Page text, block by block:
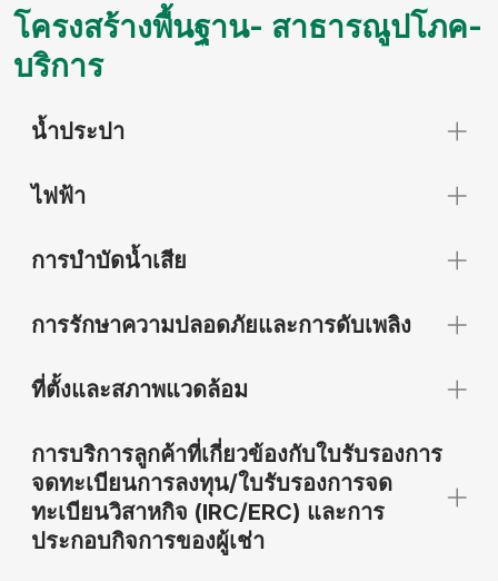
โครงสร้างพื้นฐาน- สาธารณูปโภค-
บริการ
น้ำประปา
ไฟฟ้า
การบำบัดน้ำเสีย
การรักษาความปลอดภัยและการดับเพลิง
ที่ตั้งและสภาพแวดล้อม
การบริการลูกค้าที่เกี่ยวข้องกับใบรับรองการ
จดทะเบียนการลงทุน/ใบรับรองการจด
ทะเบียนวิสาหกิจ (IRC/ERC) และการ
ประกอบกิจการของผู้เช่า